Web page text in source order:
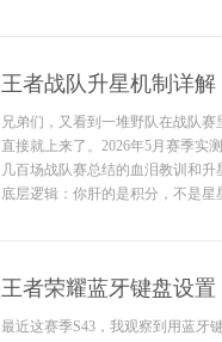
王者战队升星机制详
兄弟们，又看到一堆野队在战队
直接就上来了。2026年5月赛季实
几百场战队赛总结的血泪教训和
底层逻辑：你肝的是积分，不是星
王者荣耀蓝牙键盘设
最近这赛季S43，我观察到用蓝牙